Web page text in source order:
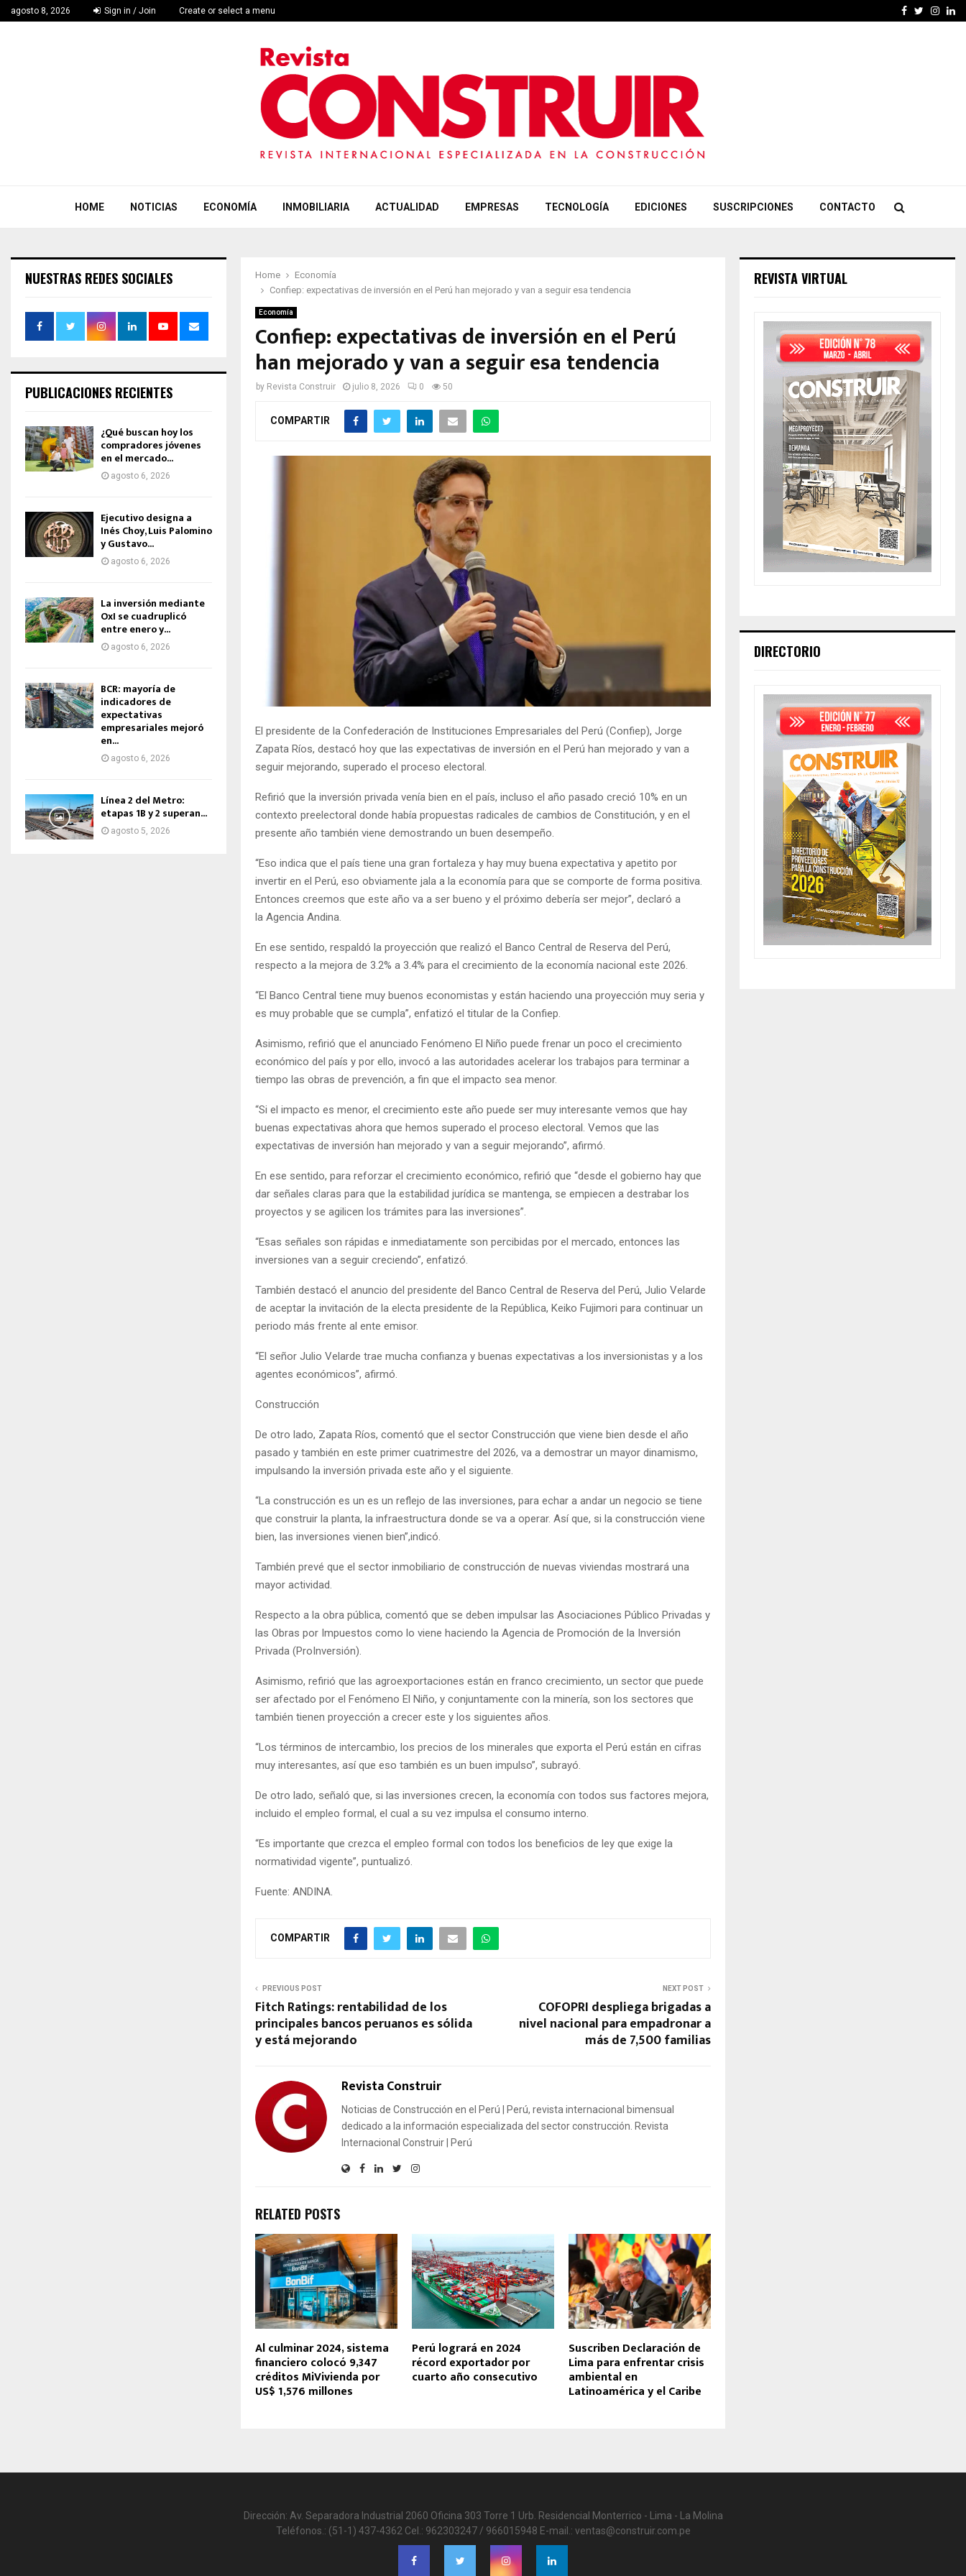
agosto 8, 2026 Sign in / Join Create or select a menu Facebook
Twitter
HOME NOTICIAS ECONOMÍA INMOBILIARIA ACTUALIDAD EMPRESAS TECNOLOGÍA EDICIONES SUSCRIPCIONES CONTACTO
Home
Economía
Confiep: expectativas de inversión en el Perú han mejorado y van a seguir esa tendencia
Economía
Confiep: expectativas de inversión en el Perú
han mejorado y van a seguir esa tendencia
by Revista Construir julio 8, 2026 0 50
COMPARTIR
El presidente de la Confederación de Instituciones Empresariales del Perú (Confiep), Jorge
Zapata Ríos, destacó hoy que las expectativas de inversión en el Perú han mejorado y van a
seguir mejorando, superado el proceso electoral.
Refirió que la inversión privada venía bien en el país, incluso el año pasado creció 10% en un
contexto preelectoral donde había propuestas radicales de cambios de Constitución, y en el
presente año también viene demostrando un buen desempeño.
“Eso indica que el país tiene una gran fortaleza y hay muy buena expectativa y apetito por
invertir en el Perú, eso obviamente jala a la economía para que se comporte de forma positiva.
Entonces creemos que este año va a ser bueno y el próximo debería ser mejor”, declaró a
la Agencia Andina.
En ese sentido, respaldó la proyección que realizó el Banco Central de Reserva del Perú,
respecto a la mejora de 3.2% a 3.4% para el crecimiento de la economía nacional este 2026.
“El Banco Central tiene muy buenos economistas y están haciendo una proyección muy seria y
es muy probable que se cumpla”, enfatizó el titular de la Confiep.
Asimismo, refirió que el anunciado Fenómeno El Niño puede frenar un poco el crecimiento
económico del país y por ello, invocó a las autoridades acelerar los trabajos para terminar a
tiempo las obras de prevención, a fin que el impacto sea menor.
“Si el impacto es menor, el crecimiento este año puede ser muy interesante vemos que hay
buenas expectativas ahora que hemos superado el proceso electoral. Vemos que las
expectativas de inversión han mejorado y van a seguir mejorando”, afirmó.
En ese sentido, para reforzar el crecimiento económico, refirió que “desde el gobierno hay que
dar señales claras para que la estabilidad jurídica se mantenga, se empiecen a destrabar los
proyectos y se agilicen los trámites para las inversiones”.
“Esas señales son rápidas e inmediatamente son percibidas por el mercado, entonces las
inversiones van a seguir creciendo”, enfatizó.
También destacó el anuncio del presidente del Banco Central de Reserva del Perú, Julio Velarde
de aceptar la invitación de la electa presidente de la República, Keiko Fujimori para continuar un
periodo más frente al ente emisor.
“El señor Julio Velarde trae mucha confianza y buenas expectativas a los inversionistas y a los
agentes económicos”, afirmó.
Construcción
De otro lado, Zapata Ríos, comentó que el sector Construcción que viene bien desde el año
pasado y también en este primer cuatrimestre del 2026, va a demostrar un mayor dinamismo,
impulsando la inversión privada este año y el siguiente.
“La construcción es un es un reflejo de las inversiones, para echar a andar un negocio se tiene
que construir la planta, la infraestructura donde se va a operar. Así que, si la construcción viene
bien, las inversiones vienen bien”,indicó.
También prevé que el sector inmobiliario de construcción de nuevas viviendas mostrará una
mayor actividad.
Respecto a la obra pública, comentó que se deben impulsar las Asociaciones Público Privadas y
las Obras por Impuestos como lo viene haciendo la Agencia de Promoción de la Inversión
Privada (ProInversión).
Asimismo, refirió que las agroexportaciones están en franco crecimiento, un sector que puede
ser afectado por el Fenómeno El Niño, y conjuntamente con la minería, son los sectores que
también tienen proyección a crecer este y los siguientes años.
“Los términos de intercambio, los precios de los minerales que exporta el Perú están en cifras
muy interesantes, así que eso también es un buen impulso”, subrayó.
De otro lado, señaló que, si las inversiones crecen, la economía con todos sus factores mejora,
incluido el empleo formal, el cual a su vez impulsa el consumo interno.
“Es importante que crezca el empleo formal con todos los beneficios de ley que exige la
normatividad vigente”, puntualizó.
Fuente: ANDINA.
COMPARTIR
PREVIOUS POST
Fitch Ratings: rentabilidad de los
principales bancos peruanos es sólida
y está mejorando
NEXT POST
COFOPRI despliega brigadas a
nivel nacional para empadronar a
más de 7,500 familias
Revista Construir
Noticias de Construcción en el Perú | Perú, revista internacional bimensual
dedicado a la información especializada del sector construcción. Revista
Internacional Construir | Perú
RELATED POSTS
Al culminar 2024, sistema
financiero colocó 9,347
créditos MiVivienda por
US$ 1,576 millones
Perú logrará en 2024
récord exportador por
cuarto año consecutivo
Suscriben Declaración de
Lima para enfrentar crisis
ambiental en
Latinoamérica y el Caribe
NUESTRAS REDES SOCIALES
PUBLICACIONES RECIENTES
¿Qué buscan hoy los
compradores jóvenes
en el mercado...
agosto 6, 2026
Ejecutivo designa a
Inés Choy, Luis Palomino
y Gustavo...
agosto 6, 2026
La inversión mediante
OxI se cuadruplicó
entre enero y...
agosto 6, 2026
BCR: mayoría de
indicadores de
expectativas
empresariales mejoró
en...
agosto 6, 2026
Línea 2 del Metro:
etapas 1B y 2 superan...
agosto 5, 2026
REVISTA VIRTUAL
DIRECTORIO
Dirección: Av. Separadora Industrial 2060 Oficina 303 Torre 1 Urb. Residencial Monterrico - Lima - La Molina
Teléfonos.: (51-1) 437-4362 Cel.: 962303247 / 966015948 E-mail.: ventas@construir.com.pe